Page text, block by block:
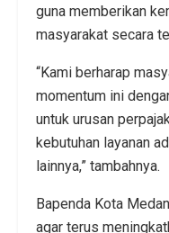
guna memberikan
masyarakat secara
“Kami berharap
momentum ini
untuk urusan
kebutuhan layanan
lainnya,” tambahnya.
Bapenda Kota
agar terus